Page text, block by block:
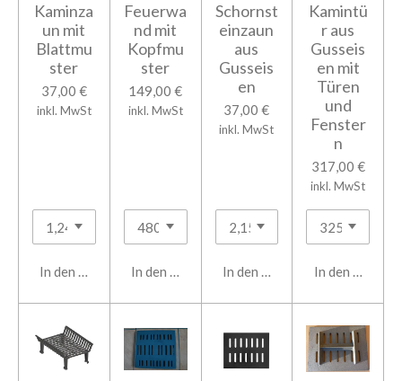
Kaminza
un mit
Blattmu
ster
37,00 €
inkl. MwSt
In den Warenkorb
Feuerwa
nd mit
Kopfmu
ster
149,00 €
inkl. MwSt
In den Warenkorb
Schornst
einzaun
aus
Gusseis
en
37,00 €
inkl. MwSt
In den Warenkorb
Kamintü
r aus
Gusseis
en mit
Türen
und
Fenster
n
317,00 €
inkl. MwSt
In den